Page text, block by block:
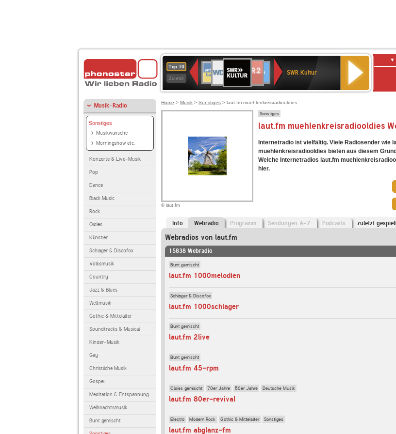
Top 10
Zuletzt
Deutschlandfunk
80er
90er
OLDIE
ANTENNE
SWR3
WDR
4
BR-
KLASSIK
Deutschlandfunk
Kultur
ANTENNE
BAYERN
2
Kultur2
SWR Kultur
Musik-Radio
Sonstiges
Musikwünsche
Morningshow etc.
Konzerte & Live-Musik
Pop
Dance
Black Music
Rock
Oldies
Künstler
Schlager & Discofox
Volksmusik
Country
Jazz & Blues
Weltmusik
Gothic & Mittelalter
Soundtracks & Musical
Kinder-Musik
Gay
Christliche Musik
Gospel
Meditation & Entspannung
Weihnachtsmusik
Bunt gemischt
Home > Musik > Sonstiges > laut.fm muehlenkreisradiooldies
© laut.fm
Sonstiges
laut.fm muehlenkreisradiooldies
Internetradio ist vielfältig. Viele Radiosender wie
muehlenkreisradiooldies bieten aus diesem
Welche Internetradios laut.fm
hier.
Info Webradio Programm Sendungen A-Z Podcasts zuletzt
Webradios von laut.fm
15838 Webradio
Bunt gemischt
laut.fm 1000melodien
Schlager & Discofox
laut.fm 1000schlager
Bunt gemischt
laut.fm 2live
Bunt gemischt
laut.fm 45-rpm
Oldies gemischt 70er Jahre 80er Jahre Deutsche Musik
laut.fm 80er-revival
Electro Modern Rock Gothic & Mittelalter Sonstiges
laut.fm abglanz-fm